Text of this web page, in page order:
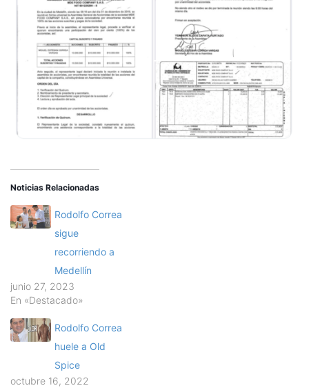
Noticias Relacionadas
Rodolfo Correa
sigue
recorriendo a
Medellín
junio 27, 2023
En «Destacado»
Rodolfo Correa
huele a Old
Spice
octubre 16, 2022